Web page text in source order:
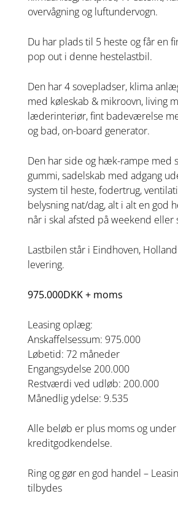
overvågning og luftundervogn.
Du har plads til 5 heste og får en
pop out i denne hestelastbil.
Den har 4 sovepladser, klima
med køleskab & mikroovn, living
læderinteriør, fint badeværelse
og bad, on-board generator.
Den har side og hæk-rampe med
gummi, sadelskab med adgang
system til heste, fodertrug,
belysning nat/dag, alt i alt en god
når i skal afsted på weekend eller
Lastbilen står i Eindhoven,
levering.
975.000DKK + moms
Leasing oplæg:
Anskaffelsessum: 975.000
Løbetid: 72 måneder
Engangsydelse 200.000
Restværdi ved udløb: 200.000
Månedlig ydelse: 9.535
Alle beløb er plus moms og
kreditgodkendelse.
Ring og gør en god handel –
tilbydes